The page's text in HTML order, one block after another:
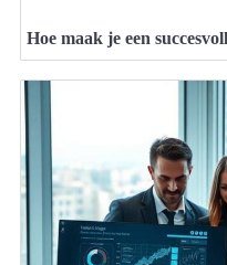
Hoe maak je een